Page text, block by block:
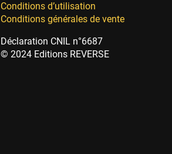
Conditions d’utilisation
Conditions générales de vente
Déclaration CNIL n°6687
© 2024 Editions REVERSE